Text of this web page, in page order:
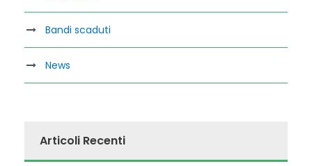
Bandi scaduti
News
Articoli Recenti